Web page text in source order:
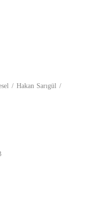
/ Hakan Sarıgül /